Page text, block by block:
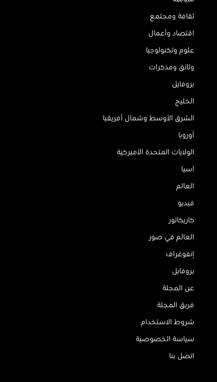
ثقافة ومجتمع
اقتصاد وأعمال
علوم وتكنولوجيا
وثائق ومذكرات
بروفايل
الخليج
الشرق الأوسط وشمال أفريقيا
أوروبا
الولايات المتحدة الأميركية
آسيا
العالم
فيديو
كاريكاتور
العالم في صور
إنفوغراف
بروفايل
عن المجلة
فريق المجلة
شروط الاستخدام
سياسة الخصوصية
اتصل بنا